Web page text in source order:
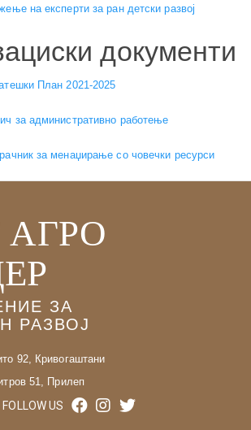
на експерти за ран детски развој
документи
План 2021-2025
за административно работење
за менаџирање со човечки ресурси
АГРО
ЗА
РАЗВОЈ
92, Кривогаштани
51, Прилеп
FOLLOW US